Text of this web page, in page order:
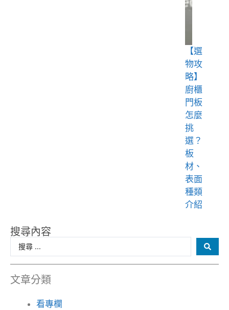
【選
物攻
略】
廚櫃
門板
怎麼
挑
選？
板
材、
表面
種類
介紹
搜尋內容
文章分類
看專欄